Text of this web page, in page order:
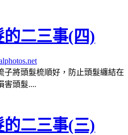
的二三事(四)
子將頭髮梳順好，防止頭髮纏結在
害頭髮....
的二三事(三)